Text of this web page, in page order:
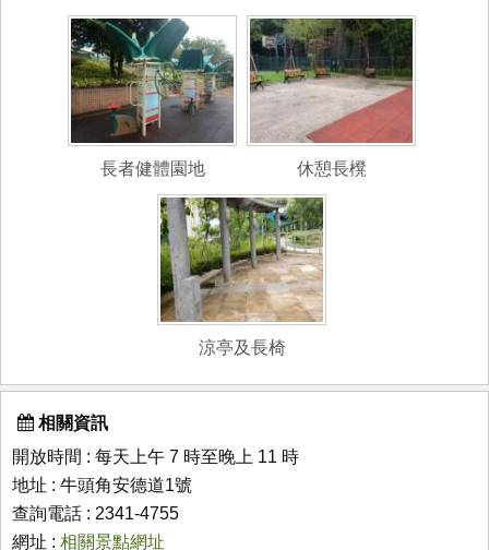
長者健體園地 休憩長櫈
涼亭及長椅
相關資訊
開放時間 : 每天上午 7 時至晚上 11 時
地址 : 牛頭角安德道1號
查詢電話 : 2341-4755
網址 : 相關景點網址